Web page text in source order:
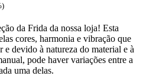
da Frida da nossa loja! Esta
cores, harmonia e vibração que
e devido à natureza do material e à
pode haver variações entre a
uma delas.